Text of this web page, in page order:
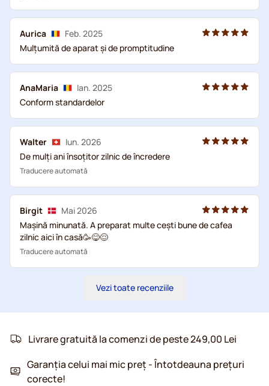
Aurica
Feb. 2025
Mulțumită de aparat și de promptitudine
AnaMaria
Ian. 2025
Conform standardelor
Walter
Iun. 2026
De mulți ani însoțitor zilnic de încredere
Traducere automată
Birgit
Mai 2026
Mașină minunată. A preparat multe cești bune de cafea
zilnic aici în casă🥳😋😌
Traducere automată
Vezi toate recenziile
Livrare gratuită la comenzi de peste 249,00 Lei
Garanția celui mai mic preț - Întotdeauna prețuri
corecte!